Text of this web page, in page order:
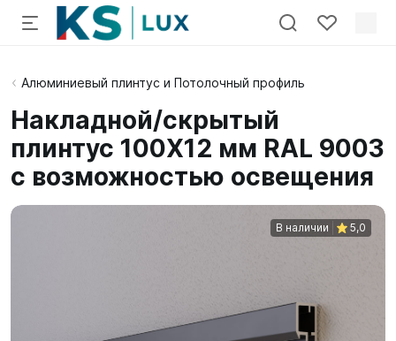
Алюминиевый плинтус и Потолочный профиль
Накладной/скрытый
плинтус 100X12 мм RAL 9003
с возможностью освещения
В наличии 5,0